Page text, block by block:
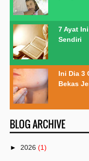
7 Ayat
Sendiri
Ini Dia 3
Bekas
BLOG ARCHIVE
► 2026 (1)